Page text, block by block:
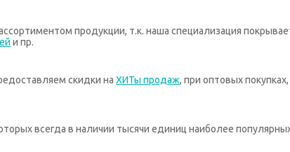
продукции, т.к. наша специализация
и пр.
скидки на ХИТы продаж, при оптовых
всегда в наличии тысячи единиц наиболее